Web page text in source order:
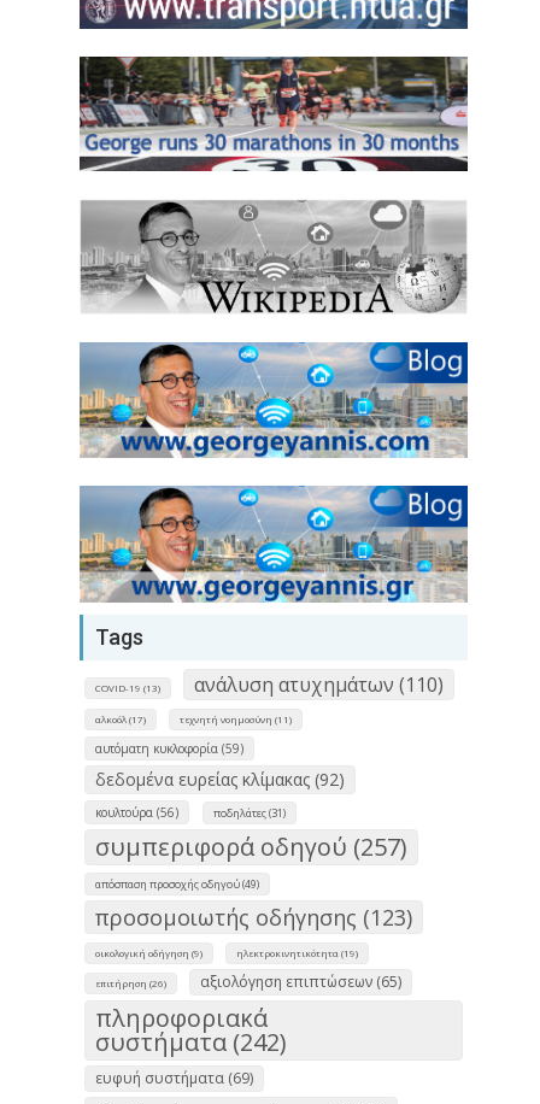
Tags
COVID-19 (13) ανάλυση ατυχημάτων (110)
αλκοόλ (17) τεχνητή νοημοσύνη (11)
αυτόματη κυκλοφορία (59)
δεδομένα ευρείας κλίμακας (92)
κουλτούρα (56) ποδηλάτες (31)
συμπεριφορά οδηγού (257)
απόσπαση προσοχής οδηγού (49)
προσομοιωτής οδήγησης (123)
οικολογική οδήγηση (9) ηλεκτροκινητικότητα (19)
επιτήρηση (26) αξιολόγηση επιπτώσεων (65)
πληροφοριακά
συστήματα (242)
ευφυή συστήματα (69)